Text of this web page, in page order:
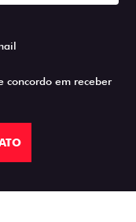
concordo em receber